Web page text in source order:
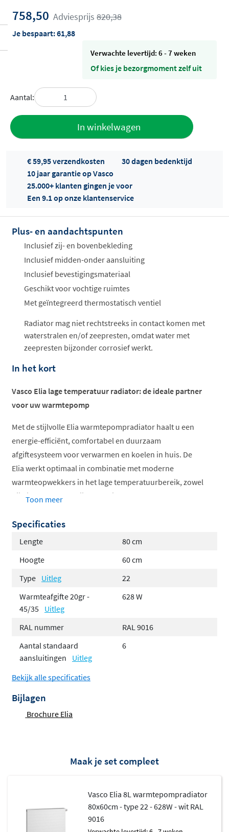
758,50 Adviesprijs 820,38
Je bespaart:61,88
Verwachte levertijd: 6 - 7 weken
Of kies je bezorgmoment zelf uit
Aantal:
In winkelwagen
Offertes
ophalen...
€ 59,95 verzendkosten
30 dagen bedenktijd
10 jaar garantie op Vasco
25.000+ klanten gingen je voor
Een 9.1 op onze klantenservice
Plus- en aandachtspunten
Inclusief zij- en bovenbekleding
Inclusief midden-onder aansluiting
Inclusief bevestigingsmateriaal
Geschikt voor vochtige ruimtes
Met geïntegreerd thermostatisch ventiel
Radiator mag niet rechtstreeks in contact komen met
waterstralen en/of zeepresten, omdat water met
zeepresten bijzonder corrosief werkt.
In het kort
Vasco Elia lage temperatuur radiator: de ideale partner
voor uw warmtepomp
Met de stijlvolle Elia warmtepompradiator haalt u een
energie-efficiënt, comfortabel en duurzaam
afgiftesysteem voor verwarmen en koelen in huis. De
Elia werkt optimaal in combinatie met moderne
warmteopwekkers in het lage temperatuurbereik, zowel
bij nieuwbouw als bij renovatie.
Beschikbaar met drie
designvoorplaten:
Elia 4K (profiel)
Elia 8D (vlak)
Daarnaast zijn de Elia 8D en 8L voorzien van een
middenonder of onder-rechts aansluiting 3/4" 50mm.
aansluiten. Naast dat het in veel gevallen praktisch is,
ziet het er ook veel strakker uit.
Perfect in combinatie met
Uiterst energie-efficiënt
Voor nieuwbouw & renovatie
Eenvoudige installatie
Toon meer
Specificaties
Lengte
80 cm
Hoogte
60 cm
Type Uitleg
22
Warmteafgifte 20gr -
45/35 Uitleg
628 W
RAL nummer
RAL 9016
Aantal standaard
aansluitingen
Uitleg
6
Bekijk alle specificaties
Bijlagen
Brochure Elia
Maak je set compleet
Vasco Elia 8L warmtepompradiator
80x60cm - type 22 - 628W - wit RAL
9016